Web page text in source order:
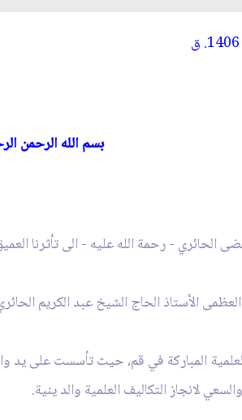
بسم الله الرحمن
الحائري - رحمة الله عليه - الى تأثرنا
الأستاذ الحاج الشيخ عبد الكريم
المباركة في قم، حيث تأسست على يد
لانجاز التكاليف العلمية والد ينية.